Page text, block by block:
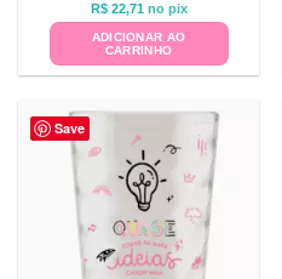
R$22,71 no pix
ADICIONAR AO
CARRINHO
Save